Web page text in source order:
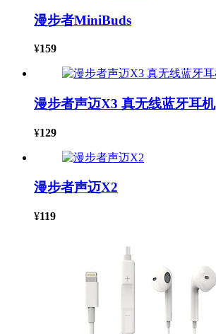
漫步者MiniBuds
¥159
漫步者声迈X3 真无线蓝牙耳机
¥129
漫步者声迈X2
¥119